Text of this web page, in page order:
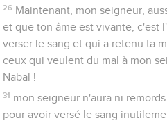
26 Maintenant, mon seigneur,
et que ton âme est vivante, c'est
verser le sang et qui a retenu ta
ceux qui veulent du mal à mon
Nabal !
31 mon seigneur n'aura ni
pour avoir versé le sang